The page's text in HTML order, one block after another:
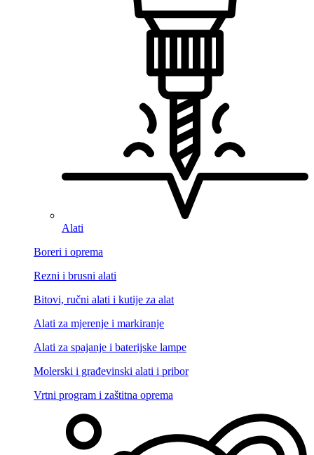
Alati
Boreri i oprema
Rezni i brusni alati
Bitovi, ručni alati i kutije za alat
Alati za mjerenje i markiranje
Alati za spajanje i baterijske lampe
Molerski i građevinski alati i pribor
Vrtni program i zaštitna oprema